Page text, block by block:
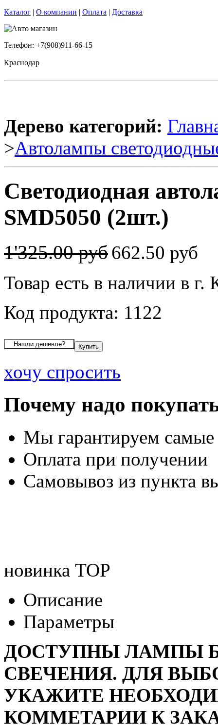
Каталог | О компании | Оплата | Доставка
Телефон: +7(908)911-66-15
Краснодар
Дерево категорий:
>Автолампы
Светодиодная
SMD5050 (2шт.)
1'325.00 руб662.50 руб
Товар есть в наличии в г.
Код продукта: 1122
хочу спросить
Почему надо
Мы гарантируем
Оплата при получении
Самовывоз из пункта
новинка TOP
Описание
Параметры
ДОСТУПНЫ ЛАМПЫ
СВЕЧЕНИЯ. ДЛЯ
УКАЖИТЕ
КОММЕТАРИИ К